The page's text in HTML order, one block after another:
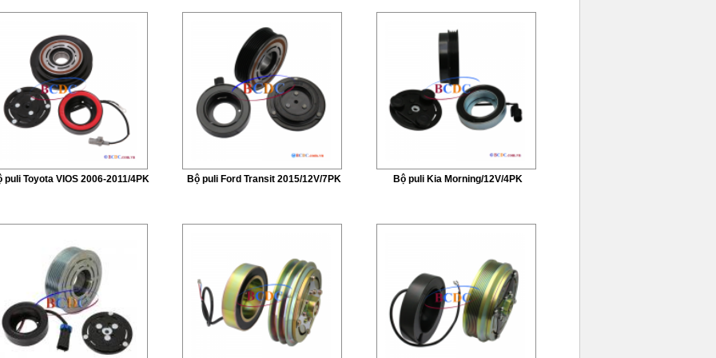
puli Toyota VIOS 2006-2011/4PK Bộ puli Ford Transit 2015/12V/7PK Bộ puli Kia Morning/12V/4PK